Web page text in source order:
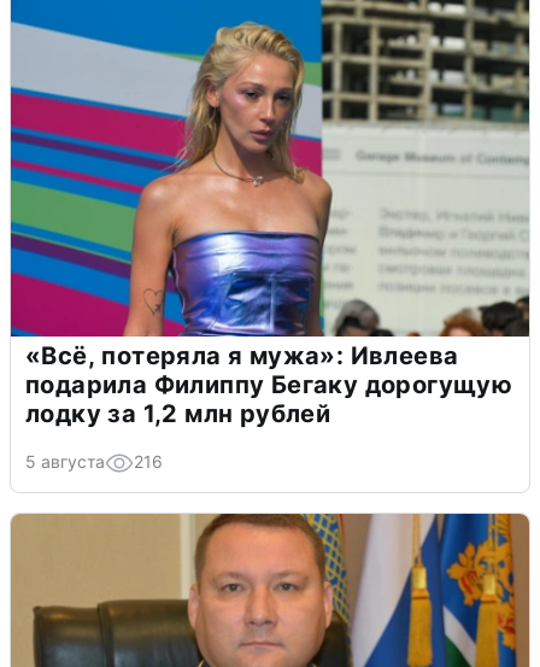
«Всё, потеряла я мужа»: Ивлеева
подарила Филиппу Бегаку дорогущую
лодку за 1,2 млн рублей
5 августа 216